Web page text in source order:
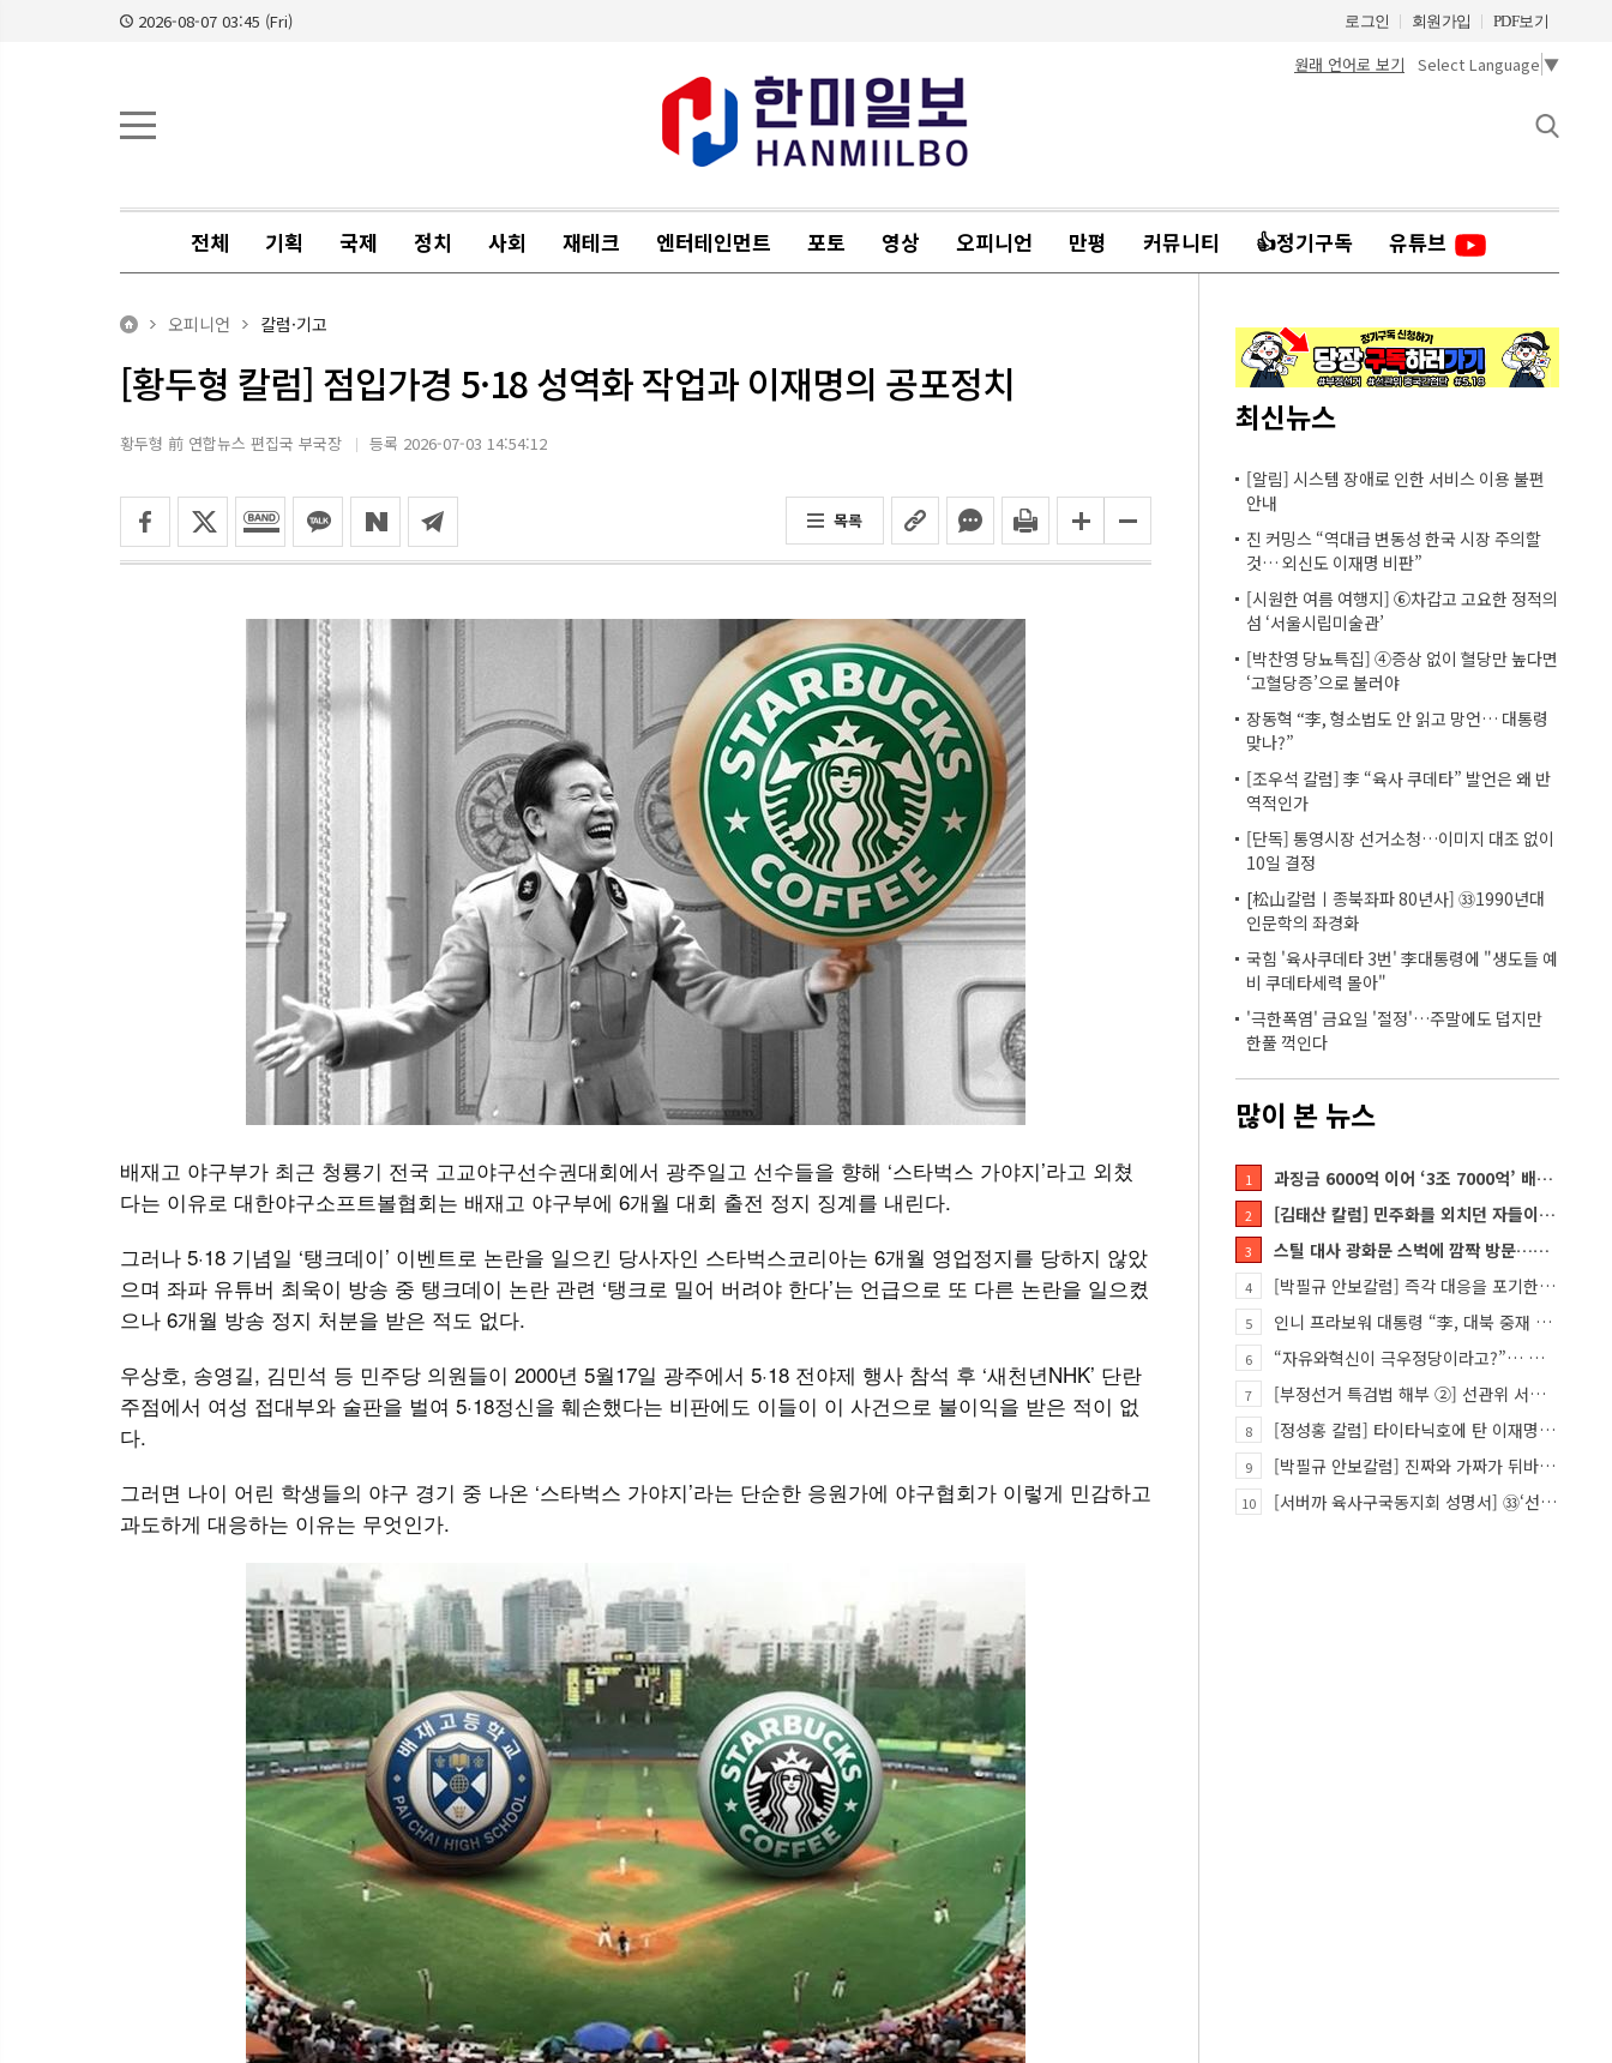
2026-08-07 03:45 (Fri) 로그인 회원가입 PDF보기
원래 언어로 보기 Select Language ▼
전체 기획 국제 정치 사회 재테크 엔터테인먼트 포토 영상 오피니언 만평 커뮤니티 👍정기구독 유튜브
오피니언 칼럼·기고
[황두형 칼럼] 점입가경 5·18 성역화 작업과 이재명의 공포정치
황두형 前 연합뉴스 편집국 부국장 등록 2026-07-03 14:54:12
목록
배재고 야구부가 최근 청룡기 전국 고교야구선수권대회에서 광주일고 선수들을 향해 ‘스타벅스 가야지’라고 외쳤
다는 이유로 대한야구소프트볼협회는 배재고 야구부에 6개월 대회 출전 정지 징계를 내린다.
그러나 5·18 기념일 ‘탱크데이’ 이벤트로 논란을 일으킨 당사자인 스타벅스코리아는 6개월 영업정지를 당하지 않았
으며 좌파 유튜버 최욱이 방송 중 탱크데이 논란 관련 ‘탱크로 밀어 버려야 한다’는 언급으로 또 다른 논란을 일으켰
으나 6개월 방송 정지 처분을 받은 적도 없다.
우상호, 송영길, 김민석 등 민주당 의원들이 2000년 5월17일 광주에서 5·18 전야제 행사 참석 후 ‘새천년NHK’ 단란
주점에서 여성 접대부와 술판을 벌여 5·18정신을 훼손했다는 비판에도 이들이 이 사건으로 불이익을 받은 적이 없
다.
그러면 나이 어린 학생들의 야구 경기 중 나온 ‘스타벅스 가야지’라는 단순한 응원가에 야구협회가 이렇게 민감하고
과도하게 대응하는 이유는 무엇인가.
최신뉴스
[알림] 시스템 장애로 인한 서비스 이용 불편
안내
진 커밍스 “역대급 변동성 한국 시장 주의할
것… 외신도 이재명 비판”
[시원한 여름 여행지] ⑥차갑고 고요한 정적의
섬 ‘서울시립미술관’
[박찬영 당뇨특집] ④증상 없이 혈당만 높다면
‘고혈당증’으로 불러야
장동혁 “李, 형소법도 안 읽고 망언… 대통령
맞나?”
[조우석 칼럼] 李 “육사 쿠데타” 발언은 왜 반
역적인가
[단독] 통영시장 선거소청…이미지 대조 없이
10일 결정
[松山칼럼ㅣ종북좌파 80년사] ㉝1990년대
인문학의 좌경화
국힘 '육사쿠데타 3번' 李대통령에 "생도들 예
비 쿠데타세력 몰아"
'극한폭염' 금요일 '절정'…주말에도 덥지만
한풀 꺽인다
많이 본 뉴스
1 과징금 6000억 이어 ‘3조 7000억’ 배상 폭탄… 쿠팡 때리기에 한미 통상 ‘초비상’
2 [김태산 칼럼] 민주화를 외치던 자들이 대한민국의 적이고 간첩이었다
3 스틸 대사 광화문 스벅에 깜짝 방문…메시지?
4 [박필규 안보칼럼] 즉각 대응을 포기한 군(軍)은 생존할 수 없다
5 인니 프라보워 대통령 “李, 대북 중재 요청했다”
6 “자유와혁신이 극우정당이라고?”… 민경욱, 중앙일보 직격
7 [부정선거 특검법 해부 ②] 선관위 서버·우정본부 기록까지…‘증거를 끌어오는 칼’
8 [정성홍 칼럼] 타이타닉호에 탄 이재명 정권
9 [박필규 안보칼럼] 진짜와 가짜가 뒤바뀐 혼돈의 시대, 안보 파탄은 막아야
10 [서버까 육사구국동지회 성명서] ㉝‘선관위 특검’은 ‘부정선거 특검’으로 명명하고 박주현 변호사를 ‘특검…